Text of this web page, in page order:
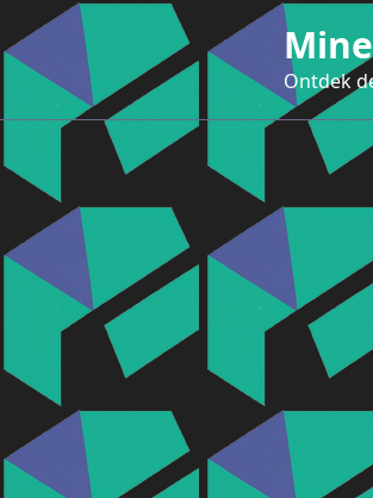
naar
de
inhoud
Ontdek